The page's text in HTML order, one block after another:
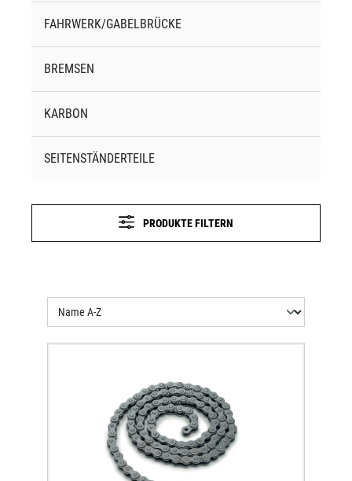
FAHRWERK/GABELBRÜCKE
BREMSEN
KARBON
SEITENSTÄNDERTEILE
PRODUKTE FILTERN